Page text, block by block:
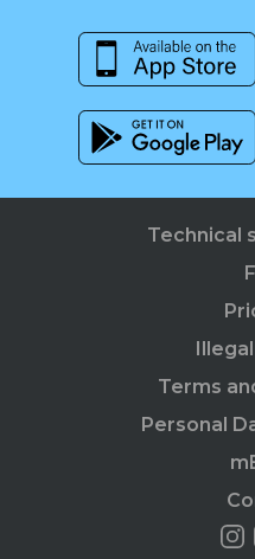
Technical
Terms
Personal